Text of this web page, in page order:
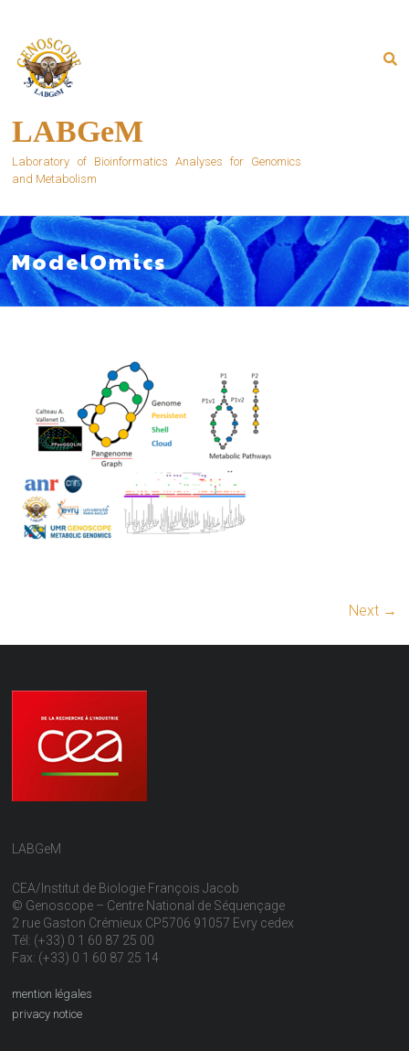
content
LABGeM
Laboratory of Bioinformatics Analyses for Genomics
and Metabolism
ModelOmics
Next →
LABGeM
CEA/Institut de Biologie François Jacob
© Genoscope – Centre National de Séquençage
2 rue Gaston Crémieux CP5706 91057 Evry cedex
Tél: (+33) 0 1 60 87 25 00
Fax: (+33) 0 1 60 87 25 14
mention légales
privacy notice